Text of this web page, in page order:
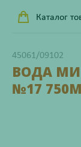
Каталог
45061/09102
ВОДА
№17